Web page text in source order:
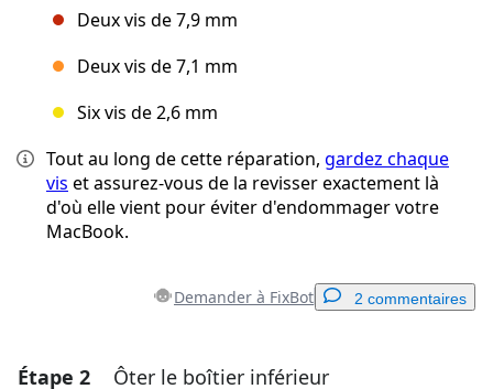
Deux vis de 7,9 mm
Deux vis de 7,1 mm
Six vis de 2,6 mm
Tout au long de cette réparation, gardez chaque
vis et assurez-vous de la revisser exactement là
d'où elle vient pour éviter d'endommager votre
MacBook.
Demander à FixBot 2 commentaires
Ajouter un commentaire
Étape 2 Ôter le boîtier inférieur